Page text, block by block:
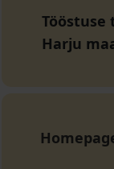
Tööstuse
Harju